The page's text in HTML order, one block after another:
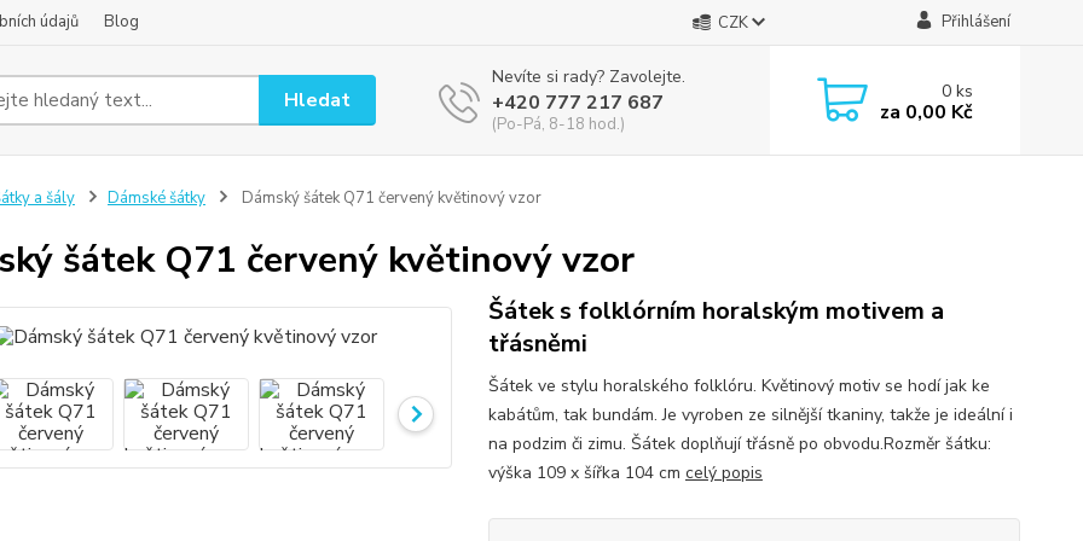
údajů Blog CZK Přihlášení
Hledat
Nevíte si rady? Zavolejte.
+420 777 217 687
(Po-Pá, 8-18 hod.)
0ks
za 0,00 Kč
a šály Dámské šátky Dámský šátek Q71 červený květinový vzor
šátek Q71 červený květinový vzor
Šátek s folklórním horalským motivem a
třásněmi
Šátek ve stylu horalského folklóru. Květinový motiv se hodí jak ke
kabátům, tak bundám. Je vyroben ze silnější tkaniny, takže je ideální i
na podzim či zimu. Šátek doplňují třásně po obvodu.Rozměr šátku:
výška 109 x šířka 104 cm celý popis